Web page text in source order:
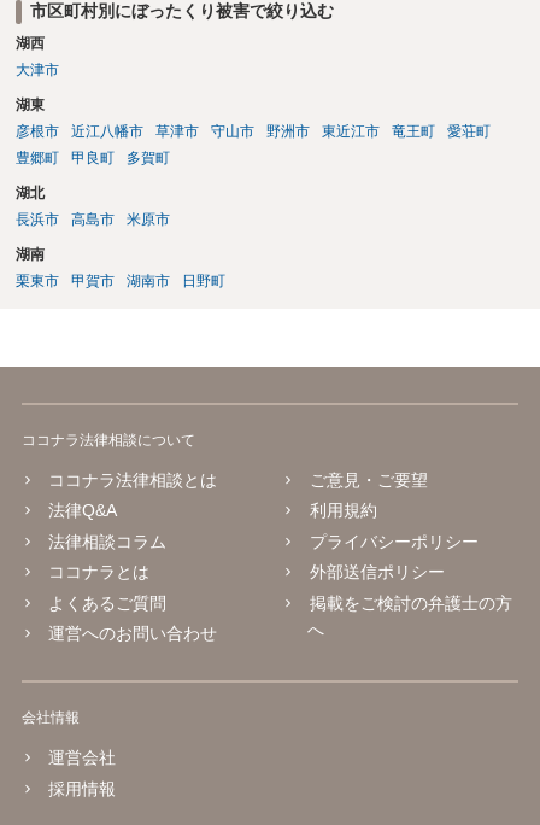
市区町村別にぼったくり被害で絞り込む
湖西
大津市
湖東
彦根市
近江八幡市 草津市 守山市 野洲市 東近江市 竜王町
愛荘町
豊郷町
甲良町 多賀町
湖北
長浜市
高島市 米原市
湖南
栗東市
甲賀市 湖南市 日野町
ココナラ法律相談について
ココナラ法律相談とは
法律Q&A
法律相談コラム
ココナラとは
よくあるご質問
運営へのお問い合わせ
ご意見・ご要望
利用規約
プライバシーポリシー
外部送信ポリシー
掲載をご検討の弁護士の方
へ
会社情報
運営会社
採用情報